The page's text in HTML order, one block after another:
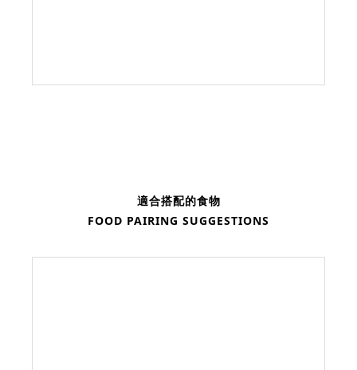
適合搭配的食物
FOOD PAIRING SUGGESTIONS